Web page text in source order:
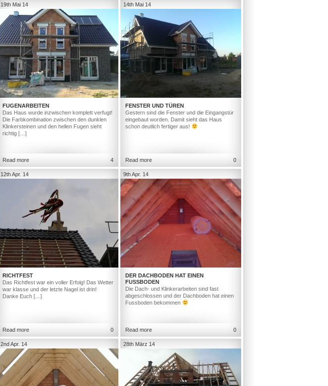
19th Mai 14
FUGENARBEITEN
Das Haus wurde inzwischen komplett verfugt!
Die Farbkombination zwischen den dunklen
Klinkersteinen und den hellen Fugen sieht
richtig […]
Read more 4
14th Mai 14
FENSTER UND TÜREN
Gestern sind die Fenster und die Eingangstür
eingebaut worden. Damit sieht das Haus
schon deutlich fertiger aus!
Read more 0
12th Apr. 14
RICHTFEST
Das Richtfest war ein voller Erfolg! Das Wetter
war klasse und der letzte Nagel ist drin!
Danke Euch […]
Read more 0
9th Apr. 14
DER DACHBODEN HAT EINEN
FUSSBODEN
Die Dach- und Klinkerarbeiten sind fast
abgeschlossen und der Dachboden hat einen
Fussboden bekommen
Read more 0
2nd Apr. 14 28th März 14